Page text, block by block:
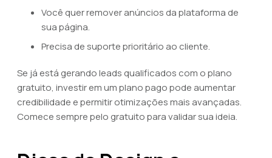
Você quer remover anúncios da plataforma de
sua página.
Precisa de suporte prioritário ao cliente.
Se já está gerando leads qualificados com o plano
gratuito, investir em um plano pago pode aumentar
credibilidade e permitir otimizações mais avançadas.
Comece sempre pelo gratuito para validar sua ideia.